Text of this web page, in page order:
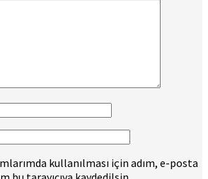
kullanılması için adım, e-posta